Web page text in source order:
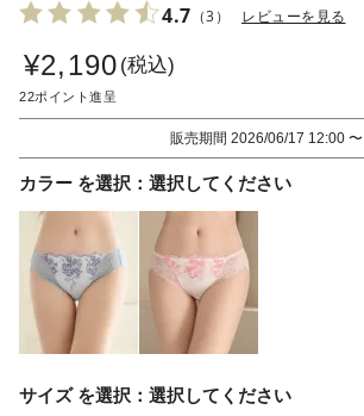
4.7 （3） レビューを見る
¥2,190 税込
22
販売期間 2026/06/17 12:00 〜
カラー 選択してください
サイズ 選択してください